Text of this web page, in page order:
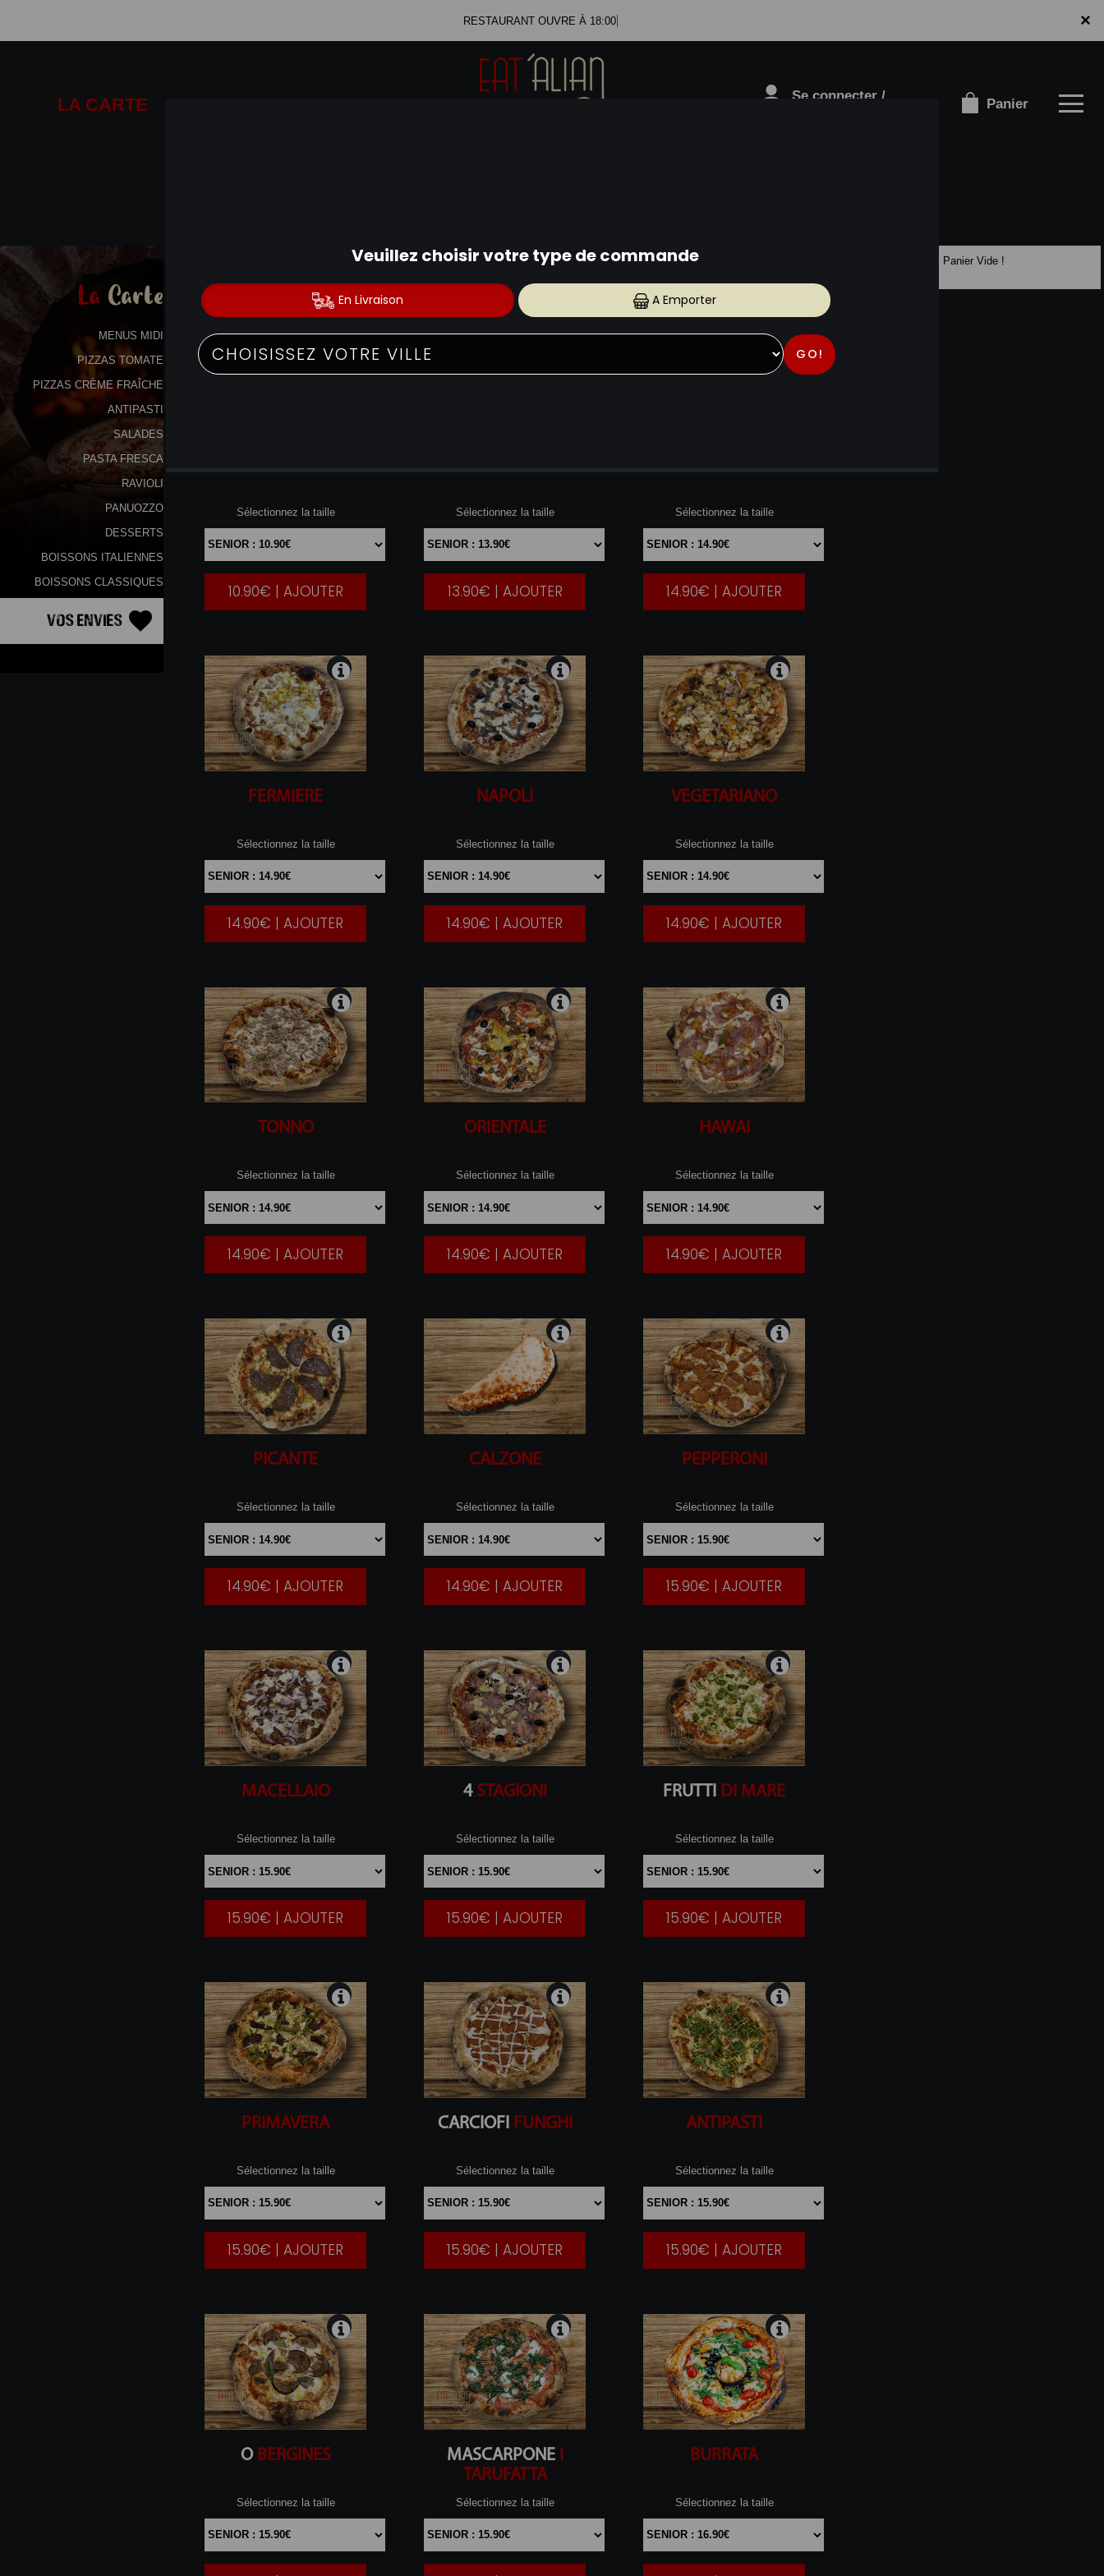
×
RESTAURANT OUVRE À
LA CARTE
Se connecter /
Panier
La Carte
MENUS MIDI
PIZZAS TOMATE
PIZZAS CRÈME FRAÎCHE
ANTIPASTI
SALADES
PASTA FRESCA
RAVIOLI
PANUOZZO
DESSERTS
BOISSONS ITALIENNES
BOISSONS CLASSIQUES
Vos Envies
PIZZAS TOMATE
Sélectionnez la taille
|
10.90€ | AJOUTER
Sélectionnez la taille
|
13.90€ | AJOUTER
Sélectionnez la taille
|
14.90€ | AJOUTER
FERMIERE
Sélectionnez la taille
|
14.90€ | AJOUTER
NAPOLI
Sélectionnez la taille
|
14.90€ | AJOUTER
VEGETARIANO
Sélectionnez la taille
|
14.90€ | AJOUTER
TONNO
Sélectionnez la taille
|
14.90€ | AJOUTER
ORIENTALE
Sélectionnez la taille
|
14.90€ | AJOUTER
HAWAI
Sélectionnez la taille
|
14.90€ | AJOUTER
PICANTE
Sélectionnez la taille
|
14.90€ | AJOUTER
CALZONE
Sélectionnez la taille
|
14.90€ | AJOUTER
PEPPERONI
Sélectionnez la taille
|
15.90€ | AJOUTER
MACELLAIO
Sélectionnez la taille
|
15.90€ | AJOUTER
4STAGIONI
Sélectionnez la taille
|
15.90€ | AJOUTER
FRUTTI DI MARE
Sélectionnez la taille
|
15.90€ | AJOUTER
PRIMAVERA
Sélectionnez la taille
|
15.90€ | AJOUTER
CARCIOFIFUNGHI
Sélectionnez la taille
|
15.90€ | AJOUTER
ANTIPASTI
Sélectionnez la taille
|
15.90€ | AJOUTER
OBERGINES
Sélectionnez la taille
MASCARPONEI
TARUFATTA
Sélectionnez la taille
BURRATA
Sélectionnez la taille
Panier Vide !